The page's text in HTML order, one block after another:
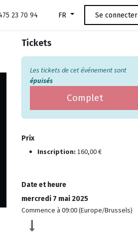
23 70 94 FR Se connecter
Tickets
Les tickets de cet événement sont
épuisés
Complet
Prix
Inscription: 160,00€
Date et heure
mercredi 7 mai 2025
Commence à 09:00(Europe/Brussels)